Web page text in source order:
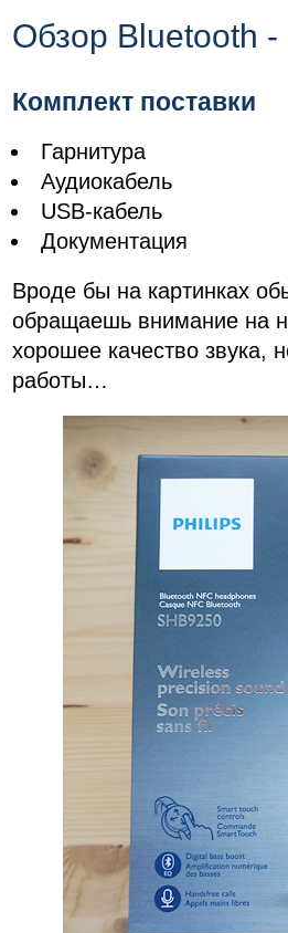
Обзор Bluetooth -
Комплект поставки
Гарнитура
Аудиокабель
USB-кабель
Документация
Вроде бы на картинках
обращаешь внимание на
хорошее качество звука,
работы…